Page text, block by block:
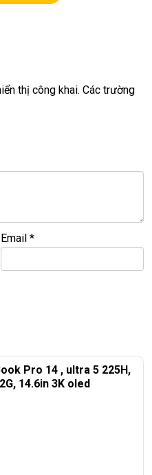
touch X360
hdmi…
• CHẤT LƯỢNG • GIÁ
ều Phát đ ều đ ược kiể m tra và
hãng 100%
thị công khai. Các trường
Email*
Pro 14 , ultra 5 225H,
14.6in 3K oled